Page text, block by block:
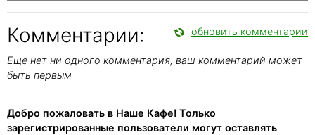
Комментарии: обновить комментарии
Еще нет ни одного комментария, ваш комментарий может
быть первым
Добро пожаловать в Наше Кафе! Только
зарегистрированные пользователи могут оставлять